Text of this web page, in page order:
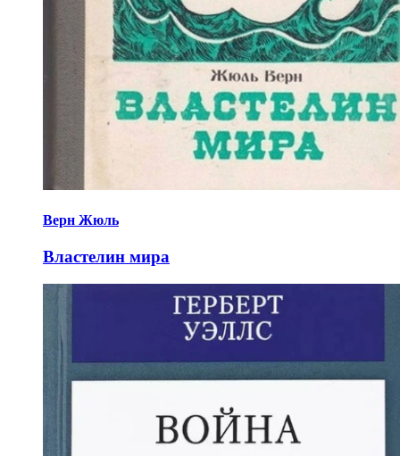
Верн Жюль
Властелин мира